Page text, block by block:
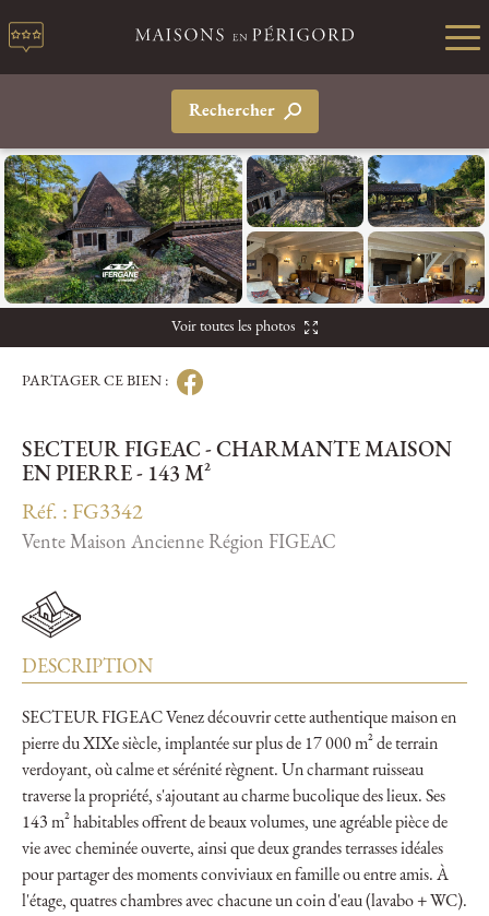
Rechercher
Voir toutes les photos
PARTAGER CE BIEN :
SECTEUR FIGEAC - CHARMANTE MAISON
EN PIERRE - 143 M²
Réf. : FG3342
Vente Maison Ancienne Région FIGEAC
DESCRIPTION
SECTEUR FIGEAC Venez découvrir cette authentique maison en
pierre du XIXe siècle, implantée sur plus de 17 000 m² de terrain
verdoyant, où calme et sérénité règnent. Un charmant ruisseau
traverse la propriété, s'ajoutant au charme bucolique des lieux. Ses
143 m² habitables offrent de beaux volumes, une agréable pièce de
vie avec cheminée ouverte, ainsi que deux grandes terrasses idéales
pour partager des moments conviviaux en famille ou entre amis. À
l'étage, quatres chambres avec chacune un coin d'eau (lavabo + WC).